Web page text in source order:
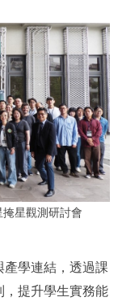
星觀測研討會
產學連結，透過課
，提升學生實務能